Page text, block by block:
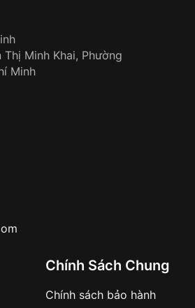
Thị Minh Khai, Phường
Minh
Chính Sách Chung
Chính sách bảo hành